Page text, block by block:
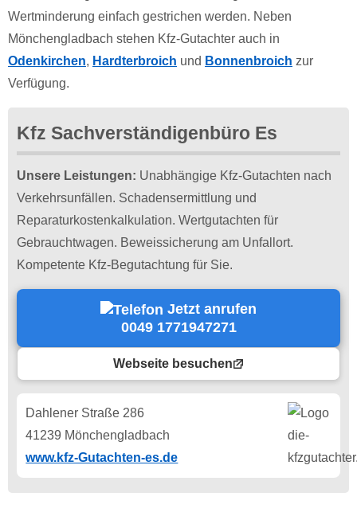
Wertminderung einfach gestrichen werden. Neben
Mönchengladbach stehen Kfz-Gutachter auch in
Odenkirchen, Hardterbroich und Bonnenbroich zur
Verfügung.
Kfz Sachverständigenbüro Es
Unsere Leistungen: Unabhängige Kfz-Gutachten nach
Verkehrsunfällen. Schadensermittlung und
Reparaturkostenkalkulation. Wertgutachten für
Gebrauchtwagen. Beweissicherung am Unfallort.
Kompetente Kfz-Begutachtung für Sie.
Jetzt anrufen
0049 1771947271
Webseite besuchen
Dahlener Straße 286
41239 Mönchengladbach
www.kfz-Gutachten-es.de